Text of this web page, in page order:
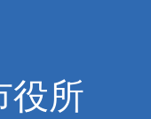
役所